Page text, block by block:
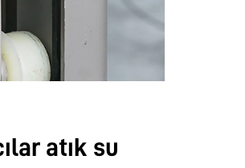
atık su